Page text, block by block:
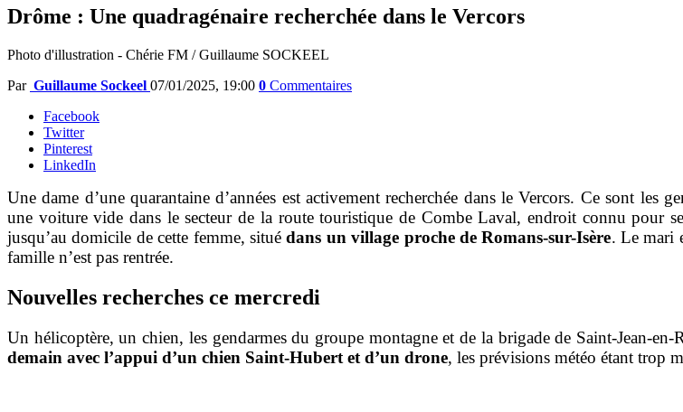
Drôme : Une quadragénaire recherchée dans le Vercors
Photo d'illustration - Chérie FM / Guillaume SOCKEEL
Par Guillaume Sockeel 07/01/2025, 19:00 0 Commentaires
Facebook
Twitter
Pinterest
LinkedIn
Une dame d’une quarantaine d’années est activement recherchée dans le Vercors. Ce sont les
une voiture vide dans le secteur de la route touristique de Combe Laval, endroit connu pour
jusqu’au domicile de cette femme, situédans un village proche de Romans-sur-Isère. Le mari
famille n’est pas rentrée.
Nouvelles recherches ce mercredi
Un hélicoptère, un chien, les gendarmes du groupe montagne et de la brigade de Saint-Jean-en-
demain avec l’appui d’un chien Saint-Hubert et d’un drone, les prévisions météo étant trop